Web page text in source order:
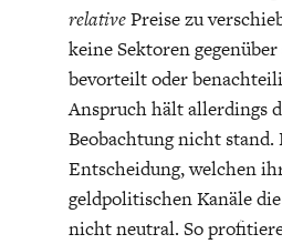
DAS
relativePreise zu
keine Sektoren
bevorteilt oder
Anspruch hält allerdings
Beobachtung nicht
Entscheidung, welchen
geldpolitischen Kanäle
nicht neutral. So